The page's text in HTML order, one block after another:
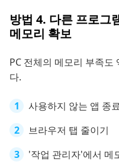
방법 4. 다른 프로그
메모리 확보
PC 전체의 메모리 부족도
다.
사용하지 않는 앱 종
브라우저 탭 줄이기
'작업 관리자'에서 메